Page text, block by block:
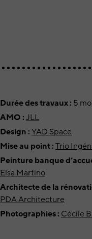
Durée des travaux : 5
AMO :JLL
Design :YAD Space
Mise au point :Trio
Peinture banque
Elsa Martino
PDA Architecture
Photographies : Cécile